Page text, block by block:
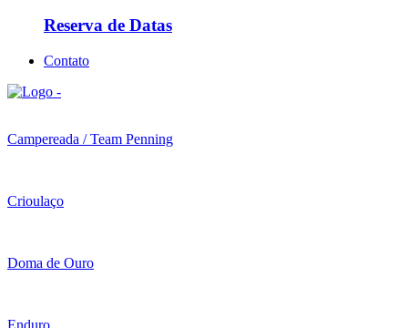
Reserva de Datas
Contato
Campereada / Team Penning
Crioulaço
Doma de Ouro
Enduro